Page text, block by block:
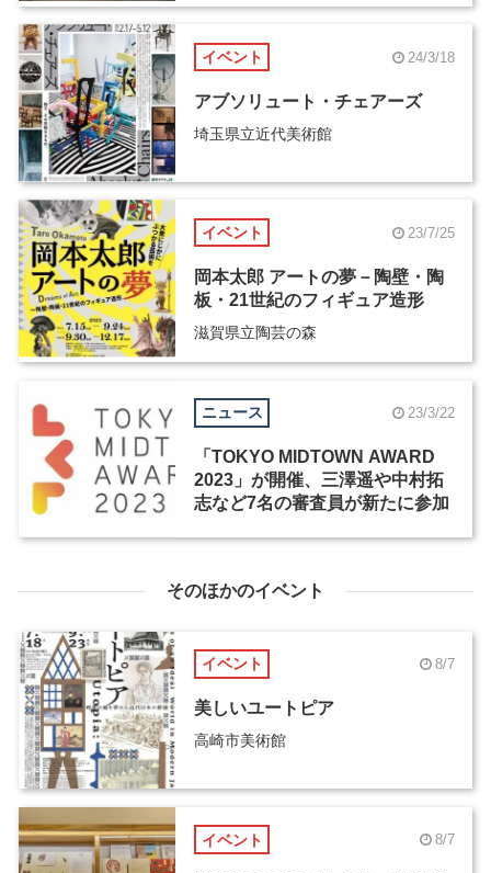
イベント 24/3/18
アブソリュート・チェアーズ
埼玉県立近代美術館
イベント 23/7/25
岡本太郎 アートの夢－陶壁・陶
板・21世紀のフィギュア造形
滋賀県立陶芸の森
ニュース 23/3/22
「TOKYO MIDTOWN AWARD
2023」が開催、三澤遥や中村拓
志など7名の審査員が新たに参加
そのほかのイベント
イベント 8/7
美しいユートピア
高崎市美術館
イベント 8/7